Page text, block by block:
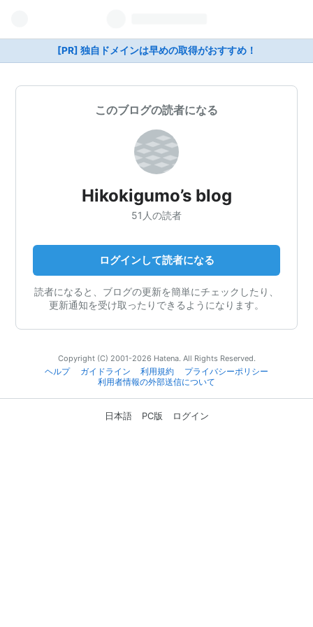
[PR] 独自ドメインは早めの取得がおすすめ！
このブログの読者になる
Hikokigumo’s blog
51人の読者
ログインして読者になる
読者になると、ブログの更新を簡単にチェックしたり、
更新通知を受け取ったりできるようになります。
Copyright (C) 2001-2026 Hatena. All Rights Reserved.
ヘルプ
ガイドライン 利用規約
プライバシーポリシー
利用者情報の外部送信について
日本語 PC版 ログイン